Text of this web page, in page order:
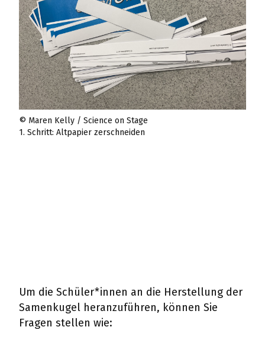
© Maren Kelly / Science on Stage
1. Schritt: Altpapier zerschneiden
Um die Schüler*innen an die Herstellung der
Samenkugel heranzuführen, können Sie
Fragen stellen wie: